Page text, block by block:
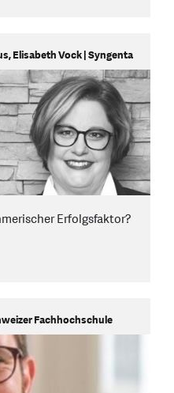
Elisabeth Vock | Syngenta
Erfolgsfaktor?
Fachhochschule